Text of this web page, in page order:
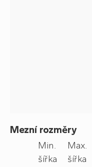
Mezní rozměry
Min.
šířka
Max.
šířka